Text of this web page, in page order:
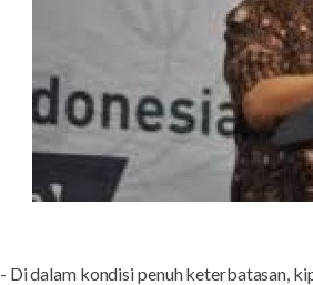
- Di dalam kondisi penuh keterbatasan,